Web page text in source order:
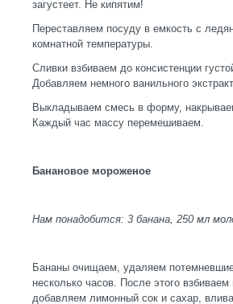
загустеет. Не кипятим!
Переставляем посуду в емкость с
комнатной температуры.
Сливки взбиваем до консистенции
Добавляем немного ванильного
Выкладываем смесь в форму,
Каждый час массу перемешиваем.
Банановое мороженое
Нам понадобится: 3 банана, 250 мл
Бананы очищаем, удаляем
несколько часов. После этого
добавляем лимонный сок и сахар,